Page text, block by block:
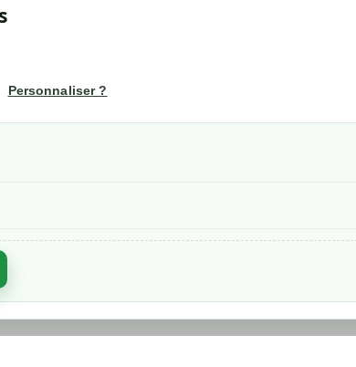
Personnaliser ?